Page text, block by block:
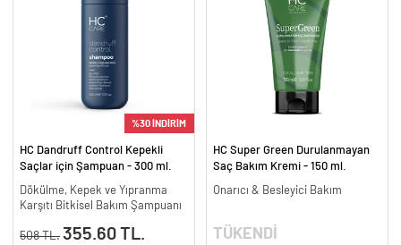
%30 İNDİRİM
HC Dandruff Control Kepekli
Saçlar için Şampuan - 300 ml.
Dökülme, Kepek ve Yıpranma
Karşıtı Bitkisel Bakım Şampuanı
508 TL. 355.60 TL.
HC Super Green Durulanmayan
Saç Bakım Kremi - 150 ml.
Onarıcı & Besleyici Bakım
TÜKENDİ